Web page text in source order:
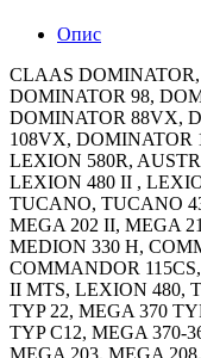
Опис
CLAAS
DOMINATOR 98,
DOMINATOR 88VX,
108VX, DOMINATOR
LEXION 580R,
LEXION 480 II ,
TUCANO, TUCANO
MEGA 202 II, MEGA
MEDION 330 H,
COMMANDOR
II MTS, LEXION 480,
TYP 22, MEGA 370
TYP C12, MEGA 370-
MEGA 203, MEGA